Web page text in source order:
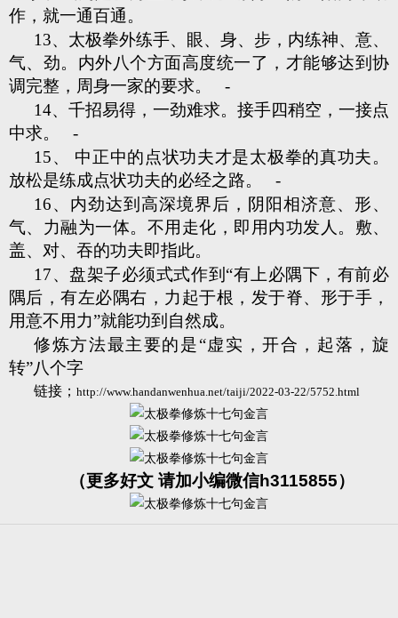
作，就一通百通。
13、太极拳外练手、眼、身、步，内练神、意、
气、劲。内外八个方面高度统一了，才能够达到协
调完整，周身一家的要求。 -
14、千招易得，一劲难求。接手四稍空，一接点
中求。 -
15、 中正中的点状功夫才是太极拳的真功夫。
放松是练成点状功夫的必经之路。 -
16、内劲达到高深境界后，阴阳相济意、形、
气、力融为一体。不用走化，即用内功发人。敷、
盖、对、吞的功夫即指此。
17、盘架子必须式式作到“有上必隅下，有前必
隅后，有左必隅右，力起于根，发于脊、形于手，
用意不用力”就能功到自然成。
修炼方法最主要的是“虚实，开合，起落，旋
转”八个字
链接； http://www.handanwenhua.net/taiji/2022-03-22/5752.html
（更多好文 请加小编微信h3115855）